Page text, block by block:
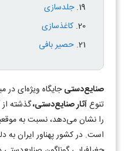
جلدسازی
کاغذسازی
حصیر بافی
صنایع‌دستیجايگاه ویژه‌ای در
تنوعآثار صنایع‌دستی،گذشته
را نشان می‌دهد، نسبت به
است. در کشور پهناور ايران